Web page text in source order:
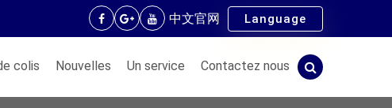
中文官网 Language
colis Nouvelles Un service Contactez nous